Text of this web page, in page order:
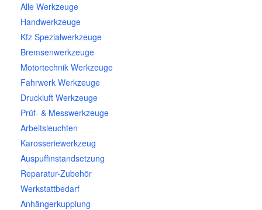
Alle Werkzeuge
Handwerkzeuge
Kfz Spezialwerkzeuge
Bremsenwerkzeuge
Motortechnik Werkzeuge
Fahrwerk Werkzeuge
Druckluft Werkzeuge
Prüf- & Messwerkzeuge
Arbeitsleuchten
Karosseriewerkzeug
Auspuffinstandsetzung
Reparatur-Zubehör
Werkstattbedarf
Anhängerkupplung